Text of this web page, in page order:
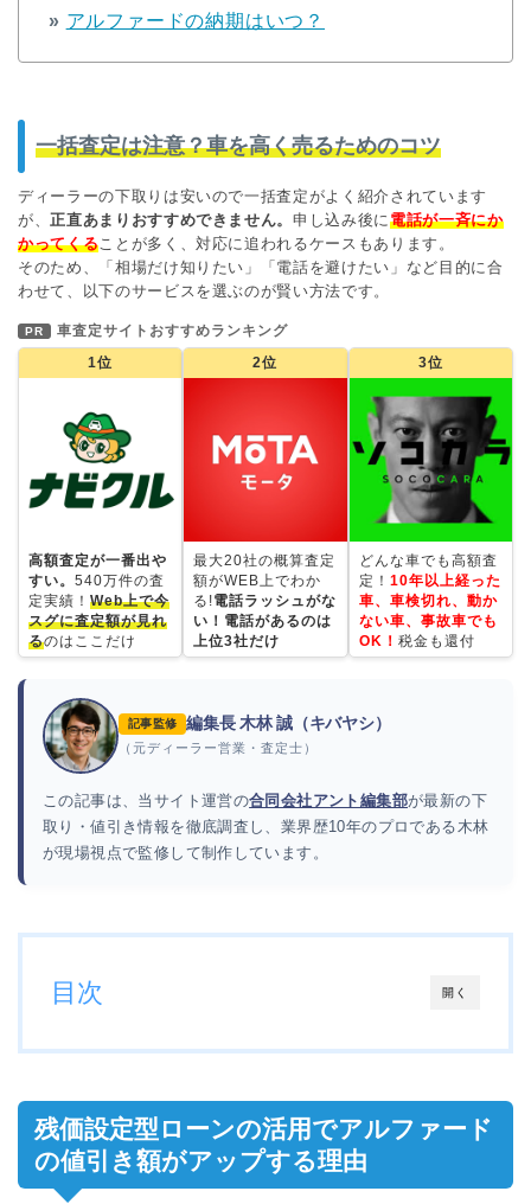
» アルファードの納期はいつ？
一括査定は注意？車を高く売るためのコツ
ディーラーの下取りは安いので一括査定がよく紹介されています
が、正直あまりおすすめできません。申し込み後に電話が一斉にか
かってくることが多く、対応に追われるケースもあります。
そのため、「相場だけ知りたい」「電話を避けたい」など目的に合
わせて、以下のサービスを選ぶのが賢い方法です。
PR
車査定サイトおすすめランキング
1位
高額査定が一番出や
すい。 540万件の査
定実績！ Web上で今
スグに査定額が見れ
るのはここだけ
2位
最大20社の概算査定
額がWEB上でわか
る!電話ラッシュがな
い！電話があるのは
上位3社だけ
3位
どんな車でも高額査
定！ 10年以上経った
車、車検切れ、動か
ない車、事故車でも
OK！ 税金も還付
記事監修 編集長 木林 誠（キバヤシ）
（元ディーラー営業・査定士）
この記事は、当サイト運営の合同会社アント編集部が最新の下
取り・値引き情報を徹底調査し、業界歴10年のプロである木林
が現場視点で監修して制作しています。
開く
目次
残価設定型ローンの活用でアルファード
の値引き額がアップする理由